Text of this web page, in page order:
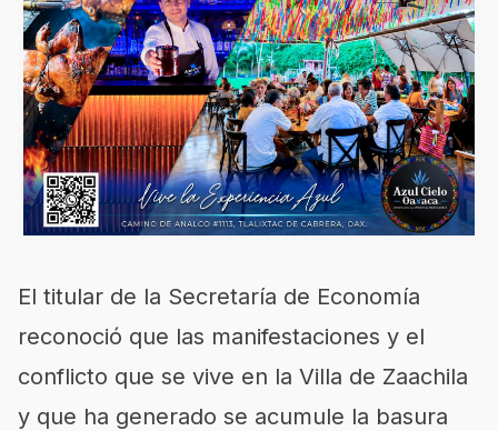
El titular de la Secretaría de Economía
reconoció que las manifestaciones y el
conflicto que se vive en la Villa de Zaachila
y que ha generado se acumule la basura